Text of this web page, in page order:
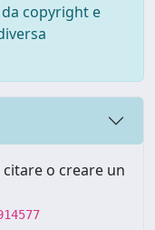
copyright e
o creare un